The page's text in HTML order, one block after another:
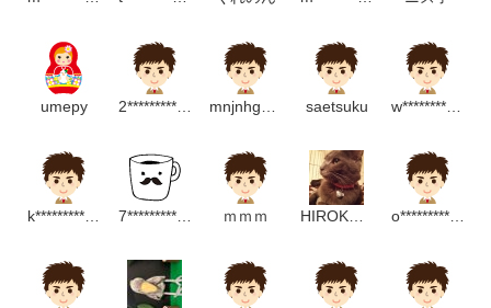
umepy 2***************m mnjnhgscgs saetsuku w****************************p
k**************************m 7***************m ｍｍｍ HIROKO NAGATA o******************p